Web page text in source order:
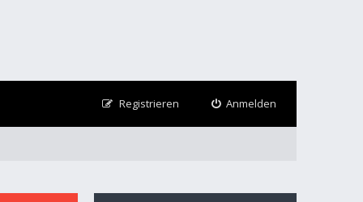
Anmelden
Registrieren